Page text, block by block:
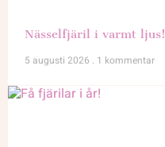
Nässelfjäril i varmt ljus!
5 augusti 2026
1 kommentar